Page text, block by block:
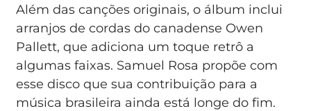
Além das canções originais, o álbum inclui
arranjos de cordas do canadense Owen
Pallett, que adiciona um toque retrô a
algumas faixas. Samuel Rosa propõe com
esse disco que sua contribuição para a
música brasileira ainda está longe do fim.